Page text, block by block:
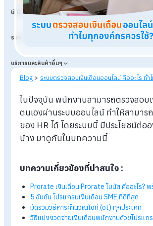
เกี่ยวกับเรา
ราคา
บริการและสินค้าอื่นๆ
Published:17 มีนาคม 2567
Blog > ระบบตรวจสอบเงินเดือนออนไลน์ คือ
ในปัจจุบัน พนักงานสามารถตรว
ตนเองผ่านระบบออนไลน์ ทำให้ส